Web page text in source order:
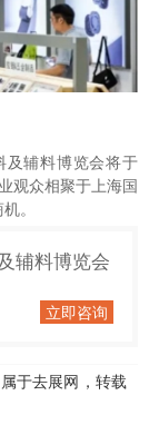
辅料博览会将于
观众相聚于上海国
。
辅料博览会
立即咨询
于去展网，转载